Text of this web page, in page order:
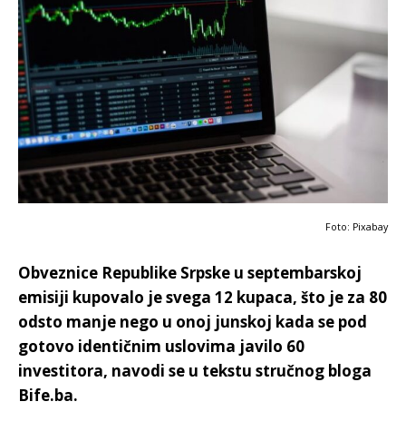
Foto: Pixabay
Obveznice Republike Srpske u septembarskoj
emisiji kupovalo je svega 12 kupaca, što je za 80
odsto manje nego u onoj junskoj kada se pod
gotovo identičnim uslovima javilo 60
investitora, navodi se u tekstu stručnog bloga
Bife.ba.